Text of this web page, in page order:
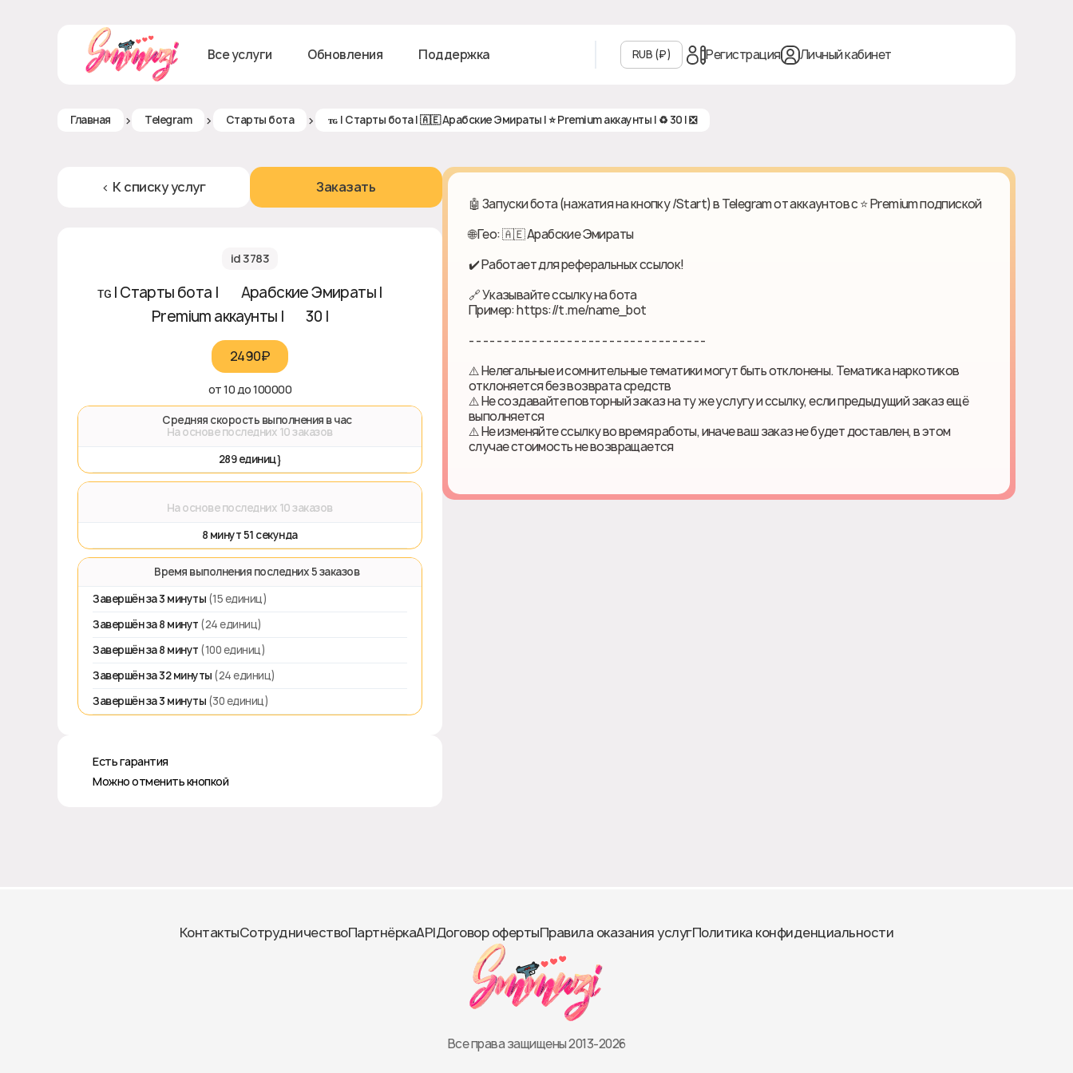
Все услуги Обновления Поддержка RUB (₽‎) Регистрация Личный кабинет
Главная > Telegram > Старты бота > ᴛɢ | Старты бота | 🇦🇪 Арабские Эмираты | ⭐️ Premium аккаунты | ♻ 30 | ❎
< К списку услуг Заказать
id 3783
ᴛɢ | Старты бота | 🇦🇪 Арабские Эмираты | ⭐️
Premium аккаунты | ♻ 30 | ❎
2490₽‎
от 10 до 100000
🚀 Средняя скорость выполнения в час
На основе последних 10 заказов
289 единиц}
На основе последних 10 заказов
8 минут 51 секунда
⏱️ Время выполнения последних 5 заказов
Завершён за 3 минуты (15 единиц)
Завершён за 8 минут (24 единиц)
Завершён за 8 минут (100 единиц)
Завершён за 32 минуты (24 единиц)
Завершён за 3 минуты (30 единиц)
♻️ Есть гарантия
❎ Можно отменить кнопкой
🤖 Запуски бота (нажатия на кнопку /Start) в Telegram от аккаунтов с ⭐️ Premium подпиской
🌐 Гео: 🇦🇪 Арабские Эмираты
✔️ Работает для реферальных ссылок!
🔗 Указывайте ссылку на бота
Пример: https://t.me/name_bot
- - - - - - - - - - - - - - - - - - - - - - - - - - - - - - - - - -
⚠️ Нелегальные и сомнительные тематики могут быть отклонены. Тематика наркотиков
отклоняется без возврата средств
⚠️ Не создавайте повторный заказ на ту же услугу и ссылку, если предыдущий заказ ещё
выполняется
⚠️ Не изменяйте ссылку во время работы, иначе ваш заказ не будет доставлен, в этом
случае стоимость не возвращается
КонтактыСотрудничествоПартнёркаAPIДоговор офертыПравила оказания услугПолитика конфиденциальности
Все права защищены 2013-2026